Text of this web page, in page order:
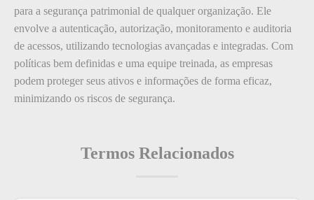
para a segurança patrimonial de qualquer organização. Ele
envolve a autenticação, autorização, monitoramento e auditoria
de acessos, utilizando tecnologias avançadas e integradas. Com
políticas bem definidas e uma equipe treinada, as empresas
podem proteger seus ativos e informações de forma eficaz,
minimizando os riscos de segurança.
Termos Relacionados